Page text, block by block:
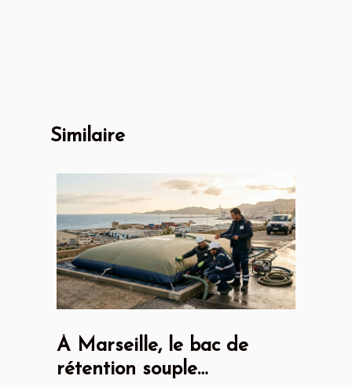
Similaire
À Marseille, le bac de
rétention souple